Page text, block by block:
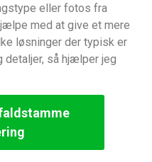
eller fotos fra
med at give et mere
løsninger der typisk er
detaljer, så hjælper jeg